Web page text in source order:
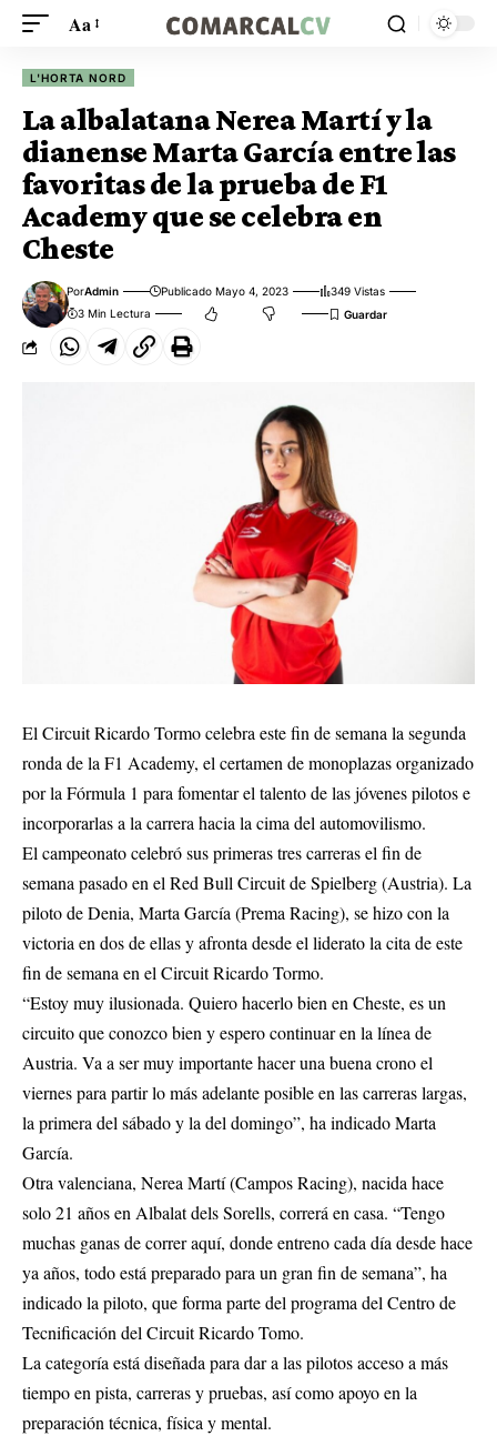
Aa
L'HORTA NORD
La albalatana Nerea Martí y la
dianense Marta García entre las
favoritas de la prueba de F1
Academy que se celebra en
Cheste
PorAdmin Publicado Mayo 4, 2023
349 Vistas
3 Min Lectura
El Circuit Ricardo Tormo celebra este fin de semana la segunda
ronda de la F1 Academy, el certamen de monoplazas organizado
por la Fórmula 1 para fomentar el talento de las jóvenes pilotos e
incorporarlas a la carrera hacia la cima del automovilismo.
El campeonato celebró sus primeras tres carreras el fin de
semana pasado en el Red Bull Circuit de Spielberg (Austria). La
piloto de Denia, Marta García (Prema Racing), se hizo con la
victoria en dos de ellas y afronta desde el liderato la cita de este
fin de semana en el Circuit Ricardo Tormo.
“Estoy muy ilusionada. Quiero hacerlo bien en Cheste, es un
circuito que conozco bien y espero continuar en la línea de
Austria. Va a ser muy importante hacer una buena crono el
viernes para partir lo más adelante posible en las carreras largas,
la primera del sábado y la del domingo”, ha indicado Marta
García.
Otra valenciana, Nerea Martí (Campos Racing), nacida hace
solo 21 años en Albalat dels Sorells, correrá en casa. “Tengo
muchas ganas de correr aquí, donde entreno cada día desde hace
ya años, todo está preparado para un gran fin de semana”, ha
indicado la piloto, que forma parte del programa del Centro de
Tecnificación del Circuit Ricardo Tomo.
La categoría está diseñada para dar a las pilotos acceso a más
tiempo en pista, carreras y pruebas, así como apoyo en la
preparación técnica, física y mental.